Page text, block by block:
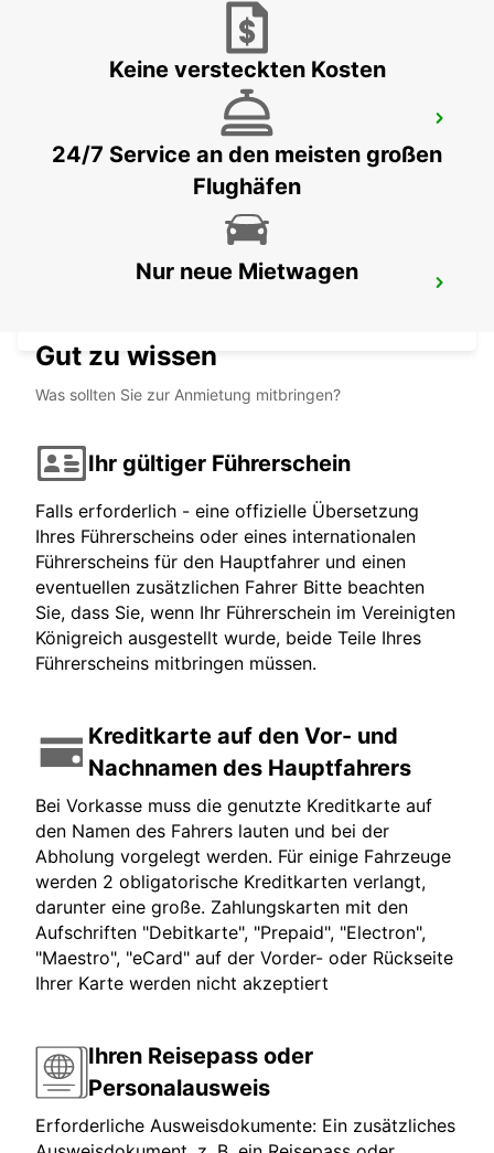
ANTALYA - TURKEY
Keine versteckten Kosten
24/7 Service an den meisten großen
Flughäfen
Nur neue Mietwagen
Gut zu wissen
Was sollten Sie zur Anmietung mitbringen?
Ihr gültiger Führerschein
Falls erforderlich - eine offizielle Übersetzung
Ihres Führerscheins oder eines internationalen
Führerscheins für den Hauptfahrer und einen
eventuellen zusätzlichen Fahrer Bitte beachten
Sie, dass Sie, wenn Ihr Führerschein im Vereinigten
Königreich ausgestellt wurde, beide Teile Ihres
Führerscheins mitbringen müssen.
Kreditkarte auf den Vor- und
Nachnamen des Hauptfahrers
Bei Vorkasse muss die genutzte Kreditkarte auf
den Namen des Fahrers lauten und bei der
Abholung vorgelegt werden. Für einige Fahrzeuge
werden 2 obligatorische Kreditkarten verlangt,
darunter eine große. Zahlungskarten mit den
Aufschriften "Debitkarte", "Prepaid", "Electron",
"Maestro", "eCard" auf der Vorder- oder Rückseite
Ihrer Karte werden nicht akzeptiert
Ihren Reisepass oder
Personalausweis
Erforderliche Ausweisdokumente: Ein zusätzliches